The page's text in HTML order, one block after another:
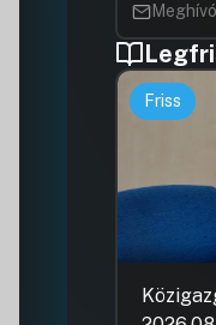
Friss